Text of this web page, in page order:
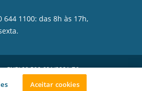
644 1100: das 8h às 17h,
CNPJ 09.590.601/0001-76
Aceitar cookies